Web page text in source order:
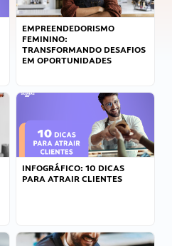
EMPREENDEDORISMO
FEMININO:
TRANSFORMANDO DESAFIOS
EM OPORTUNIDADES
INFOGRÁFICO: 10 DICAS
PARA ATRAIR CLIENTES